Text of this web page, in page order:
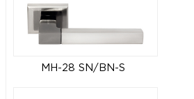
MH-28 SN/BN-S